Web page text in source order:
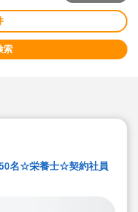
索
名☆栄養士☆契約社員